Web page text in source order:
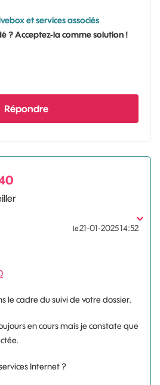
et services associés
? Acceptez-la comme solution !
Répondre
le‎21-01-202514:52
le cadre du suivi de votre dossier.
en cours mais je constate que
Internet ?